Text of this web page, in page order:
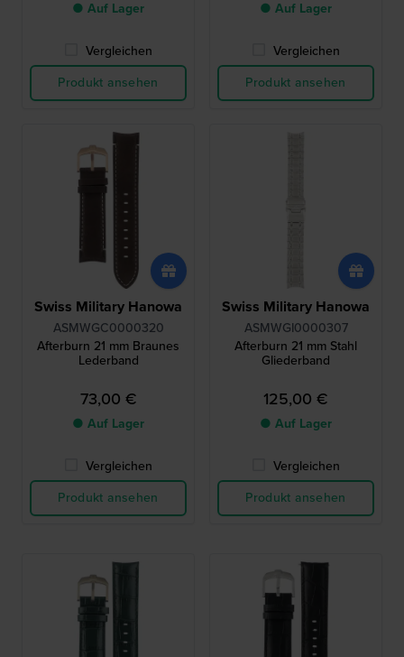
● Auf Lager
Vergleichen
Produkt ansehen
● Auf Lager
Vergleichen
Produkt ansehen
Swiss Military Hanowa
ASMWGC0000320
Afterburn 21 mm Braunes
Lederband
73,00 €
● Auf Lager
Vergleichen
Produkt ansehen
Swiss Military Hanowa
ASMWGI0000307
Afterburn 21 mm Stahl
Gliederband
125,00 €
● Auf Lager
Vergleichen
Produkt ansehen